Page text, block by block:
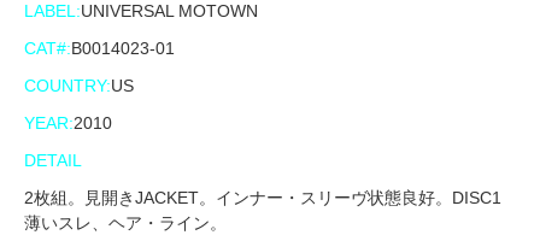
LABEL:UNIVERSAL MOTOWN
CAT#:B0014023-01
COUNTRY:US
YEAR:2010
DETAIL
2枚組。見開きJACKET。インナー・スリーヴ状態良好。DISC1
薄いスレ、ヘア・ライン。